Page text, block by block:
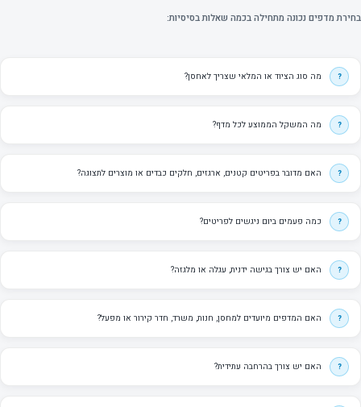
בחירת מדפים נכונה מתחילה בכמה שאלות בסיסיות:
מה סוג הציוד או המלאי שצריך לאחסן?
מה המשקל הממוצע לכל מדף?
האם מדובר בפריטים קטנים, ארגזים, חלקים כבדים או מוצרים לתצוגה?
כמה פעמים ביום ניגשים לפריטים?
האם יש צורך בגישה ידנית, עגלה או מלגזה?
האם המדפים מיועדים למחסן, חנות, משרד, חדר קירור או מפעל?
האם יש צורך בהרחבה עתידית?